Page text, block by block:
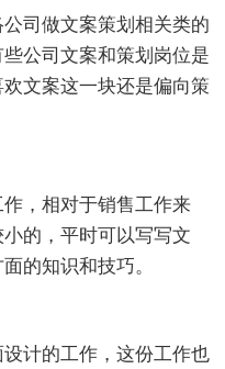
司做文案策划相关类的
公司文案和策划岗位是
文案这一块还是偏向策
，相对于销售工作来
的，平时可以写写文
的知识和技巧。
计的工作，这份工作也